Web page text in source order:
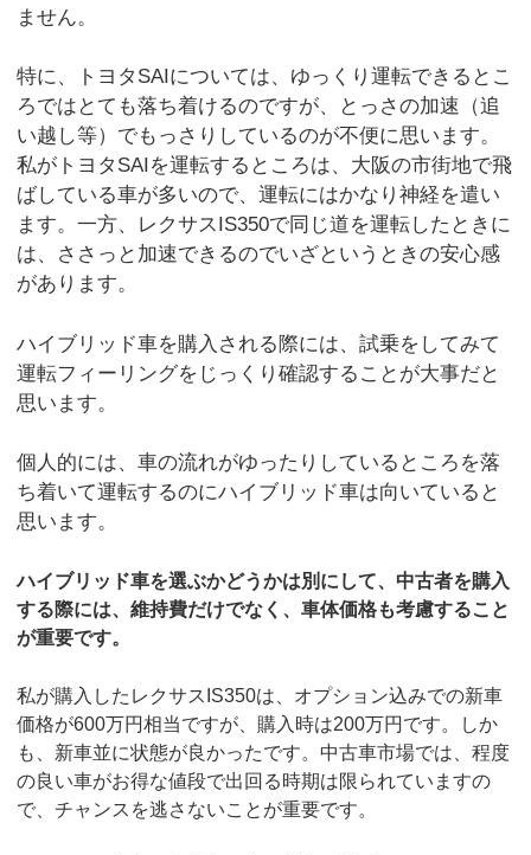
ません。
特に、トヨタSAIについては、ゆっくり運転できるとこ
ろではとても落ち着けるのですが、とっさの加速（追
い越し等）でもっさりしているのが不便に思います。
私がトヨタSAIを運転するところは、大阪の市街地で飛
ばしている車が多いので、運転にはかなり神経を遣い
ます。一方、レクサスIS350で同じ道を運転したときに
は、ささっと加速できるのでいざというときの安心感
があります。
ハイブリッド車を購入される際には、試乗をしてみて
運転フィーリングをじっくり確認することが大事だと
思います。
個人的には、車の流れがゆったりしているところを落
ち着いて運転するのにハイブリッド車は向いていると
思います。
ハイブリッド車を選ぶかどうかは別にして、中古者を購入
する際には、維持費だけでなく、車体価格も考慮すること
が重要です。
私が購入したレクサスIS350は、オプション込みでの新車
価格が600万円相当ですが、購入時は200万円です。しか
も、新車並に状態が良かったです。中古車市場では、程度
の良い車がお得な値段で出回る時期は限られていますの
で、チャンスを逃さないことが重要です。